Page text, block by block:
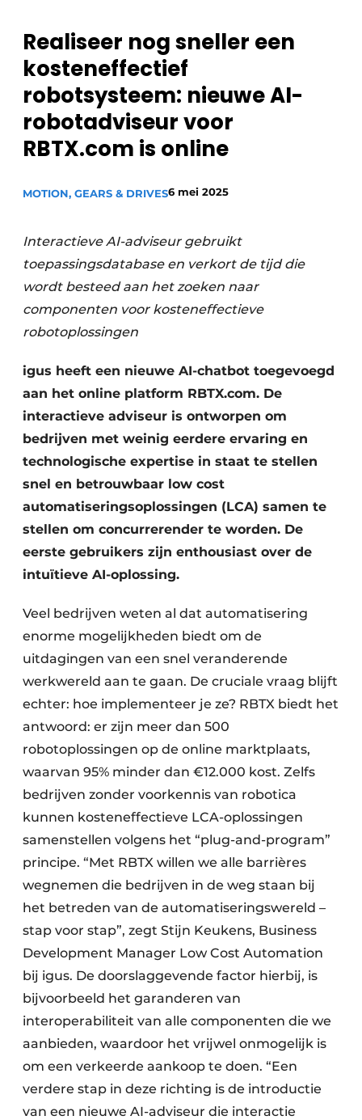
Vacature aanmelden
Vacatures
Video’s
Realiseer nog sneller een
kosteneffectief
robotsysteem: nieuwe AI-
robotadviseur voor
RBTX.com is online
MOTION, GEARS & DRIVES6 mei 2025
Interactieve AI-adviseur gebruikt
toepassingsdatabase en verkort de tijd die
wordt besteed aan het zoeken naar
componenten voor kosteneffectieve
robotoplossingen
igus heeft een nieuwe AI-chatbot toegevoegd
aan het online platform RBTX.com. De
interactieve adviseur is ontworpen om
bedrijven met weinig eerdere ervaring en
technologische expertise in staat te stellen
snel en betrouwbaar low cost
automatiseringsoplossingen (LCA) samen te
stellen om concurrerender te worden. De
eerste gebruikers zijn enthousiast over de
intuïtieve AI-oplossing.
Veel bedrijven weten al dat automatisering
enorme mogelijkheden biedt om de
uitdagingen van een snel veranderende
werkwereld aan te gaan. De cruciale vraag blijft
echter: hoe implementeer je ze? RBTX biedt het
antwoord: er zijn meer dan 500
robotoplossingen op de online marktplaats,
waarvan 95% minder dan €12.000 kost. Zelfs
bedrijven zonder voorkennis van robotica
kunnen kosteneffectieve LCA-oplossingen
samenstellen volgens het “plug-and-program”
principe. “Met RBTX willen we alle barrières
wegnemen die bedrijven in de weg staan bij
het betreden van de automatiseringswereld –
stap voor stap”, zegt Stijn Keukens, Business
Development Manager Low Cost Automation
bij igus. De doorslaggevende factor hierbij, is
bijvoorbeeld het garanderen van
interoperabiliteit van alle componenten die we
aanbieden, waardoor het vrijwel onmogelijk is
om een verkeerde aankoop te doen. “Een
verdere stap in deze richting is de introductie
van een nieuwe AI-adviseur die interactie